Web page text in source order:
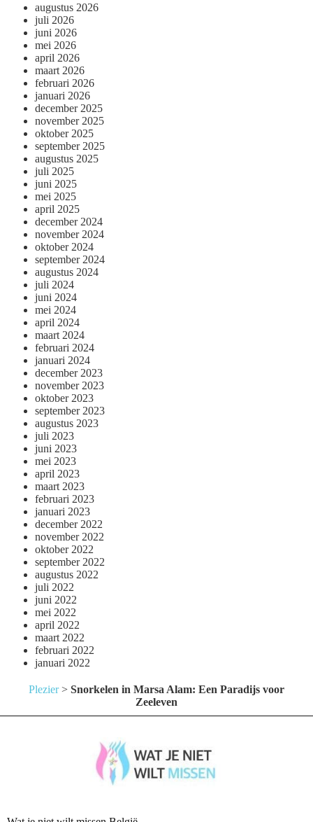
augustus 2026
juli 2026
juni 2026
mei 2026
april 2026
maart 2026
februari 2026
januari 2026
december 2025
november 2025
oktober 2025
september 2025
augustus 2025
juli 2025
juni 2025
mei 2025
april 2025
december 2024
november 2024
oktober 2024
september 2024
augustus 2024
juli 2024
juni 2024
mei 2024
april 2024
maart 2024
februari 2024
januari 2024
december 2023
november 2023
oktober 2023
september 2023
augustus 2023
juli 2023
juni 2023
mei 2023
april 2023
maart 2023
februari 2023
januari 2023
december 2022
november 2022
oktober 2022
september 2022
augustus 2022
juli 2022
juni 2022
mei 2022
april 2022
maart 2022
februari 2022
januari 2022
Plezier> Snorkelen in Marsa Alam: Een Paradijs voor
Zeeleven